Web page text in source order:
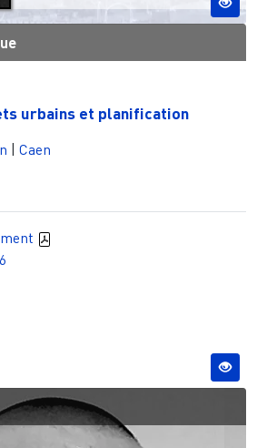
urbains et planification
| Caen